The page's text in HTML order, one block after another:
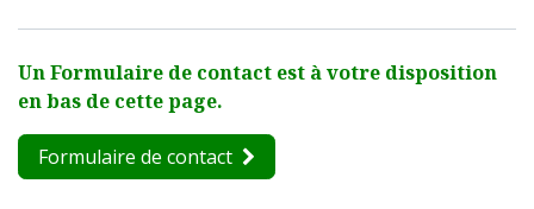
Un Formulaire de contact est à votre disposition
en bas de cette page.
Formulaire de contact